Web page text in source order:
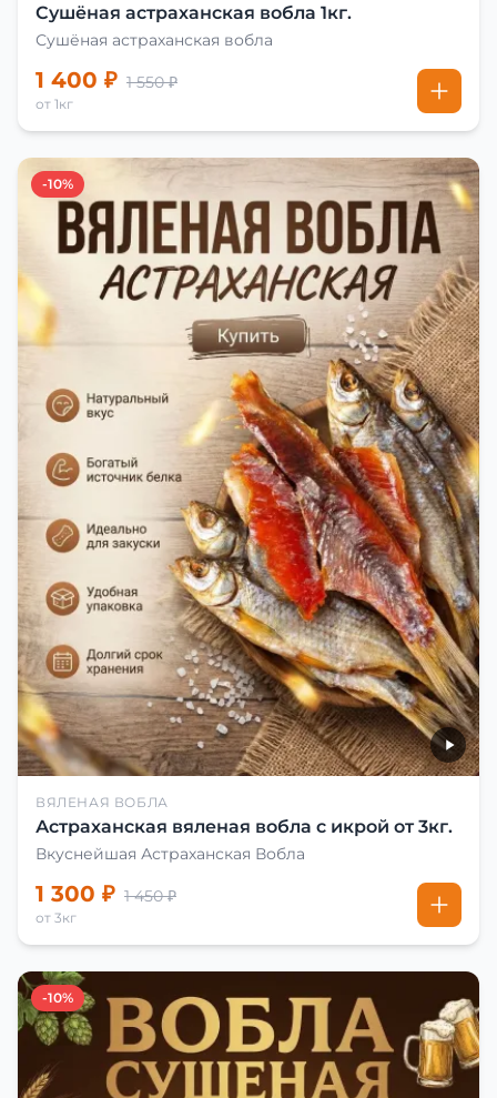
Сушёная астраханская вобла 1кг.
Сушёная астраханская вобла
1 400 ₽ 1 550 ₽
от 1кг
-10%
ВЯЛЕНАЯ ВОБЛА
Астраханская вяленая вобла с икрой от 3кг.
Вкуснейшая Астраханская Вобла
1 300 ₽ 1 450 ₽
от 3кг
-10%